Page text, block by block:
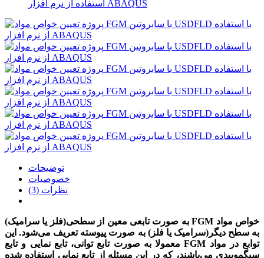
استفاده از نرم افزار ABAQUS
توضیحات
خصوصیات
نظرات (3)
خواص مواد FGMبه صورت تابعی معین از سطحی(فلز یا سرامیک)
به سطح دیگر(سرامیک یا فلز) به صورت پیوسته تعریف می‌شود. این
توابع در مواد FGMمعمولا به صورت تابع توانی، تابع نمایی و تابع
سیگموییدی می‌باشند، که در این مسئله از تابع نمایی استفاده شده